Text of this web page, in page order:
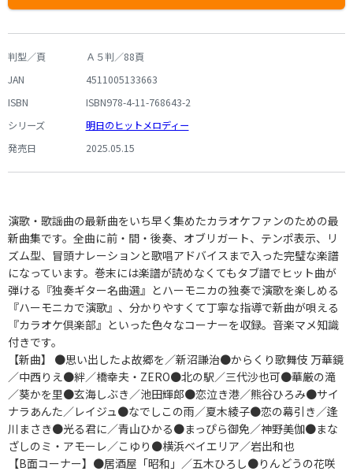
判型／頁
Ａ５判／88頁
JAN
4511005133663
ISBN
ISBN978-4-11-768643-2
シリーズ
明日のヒットメロディー
発売日
2025.05.15
演歌・歌謡曲の最新曲をいち早く集めたカラオケファンのための最
新曲集です。全曲に前・間・後奏、オブリガート、テンポ表示、リ
ズム型、冒頭ナレーションと歌唱アドバイスまで入った完璧な楽譜
になっています。巻末には楽譜が読めなくてもタブ譜でヒット曲が
弾ける『独奏ギター名曲選』とハーモニカの独奏で演歌を楽しめる
『ハーモニカで演歌』、分かりやすくて丁寧な指導で新曲が唄える
『カラオケ倶楽部』といった色々なコーナーを収録。音楽マメ知識
付きです。
【新曲】 ●思い出したよ故郷を／新沼謙治●からくり歌舞伎 万華鏡
／中西りえ●絆／橋幸夫・ZERO●北の駅／三代沙也可●華厳の滝
／葵かを里●玄海しぶき／池田輝郎●恋泣き港／熊谷ひろみ●サイ
ナラあんた／レイジュ●なでしこの雨／夏木綾子●恋の幕引き／逢
川まさき●光る君に／青山ひかる●まっぴら御免／神野美伽●まな
ざしのミ・アモーレ／こゆり●横浜ベイエリア／岩出和也
【B面コーナー】●居酒屋「昭和」／五木ひろし●りんどうの花咲